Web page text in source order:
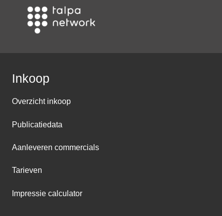
Inkoop
Overzicht inkoop
Publicatiedata
Aanleveren commercials
Tarieven
Impressie calculator